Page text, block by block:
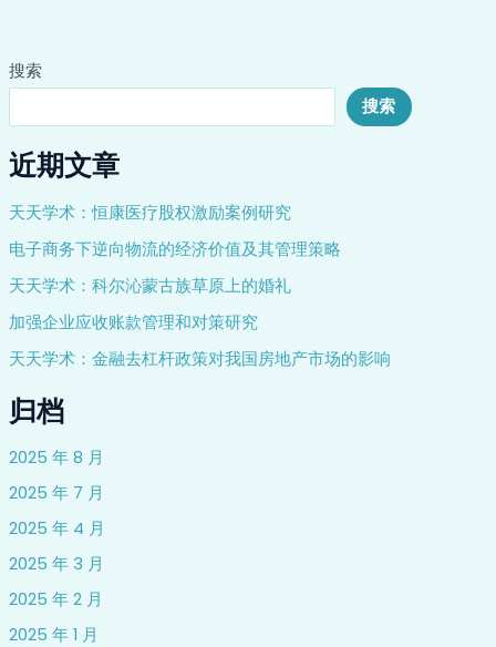
搜索
搜索
近期文章
天天学术：恒康医疗股权激励案例研究
电子商务下逆向物流的经济价值及其管理策略
天天学术：科尔沁蒙古族草原上的婚礼
加强企业应收账款管理和对策研究
天天学术：金融去杠杆政策对我国房地产市场的影响
归档
2025 年 8 月
2025 年 7 月
2025 年 4 月
2025 年 3 月
2025 年 2 月
2025 年 1 月